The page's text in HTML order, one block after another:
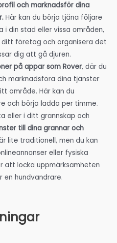
och marknadsför dina
Här kan du börja tjäna följare
i din stad eller vissa områden,
företag och organisera det
dig att gå djuren.
på appar som Rover, där du
marknadsföra dina tjänster
område. Här kan du
och börja ladda per timme.
eller i ditt grannskap och
till dina grannar och
lite traditionell, men du kan
eller fysiska
att locka uppmärksamheten
en hundvandrare.